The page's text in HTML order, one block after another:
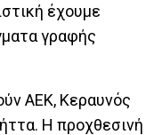
έχουμε
γραφής
ΑΕΚ, Κεραυνός
Η προχθεσινή